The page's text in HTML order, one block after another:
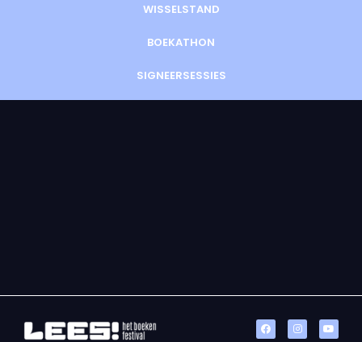
WISSELSTAND
BOEKATHON
SIGNEERSESSIES